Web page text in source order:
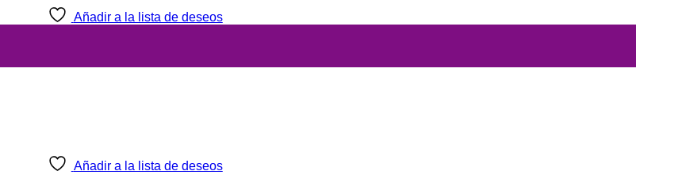
Añadir a la lista de deseos
Añadir a la lista de deseos